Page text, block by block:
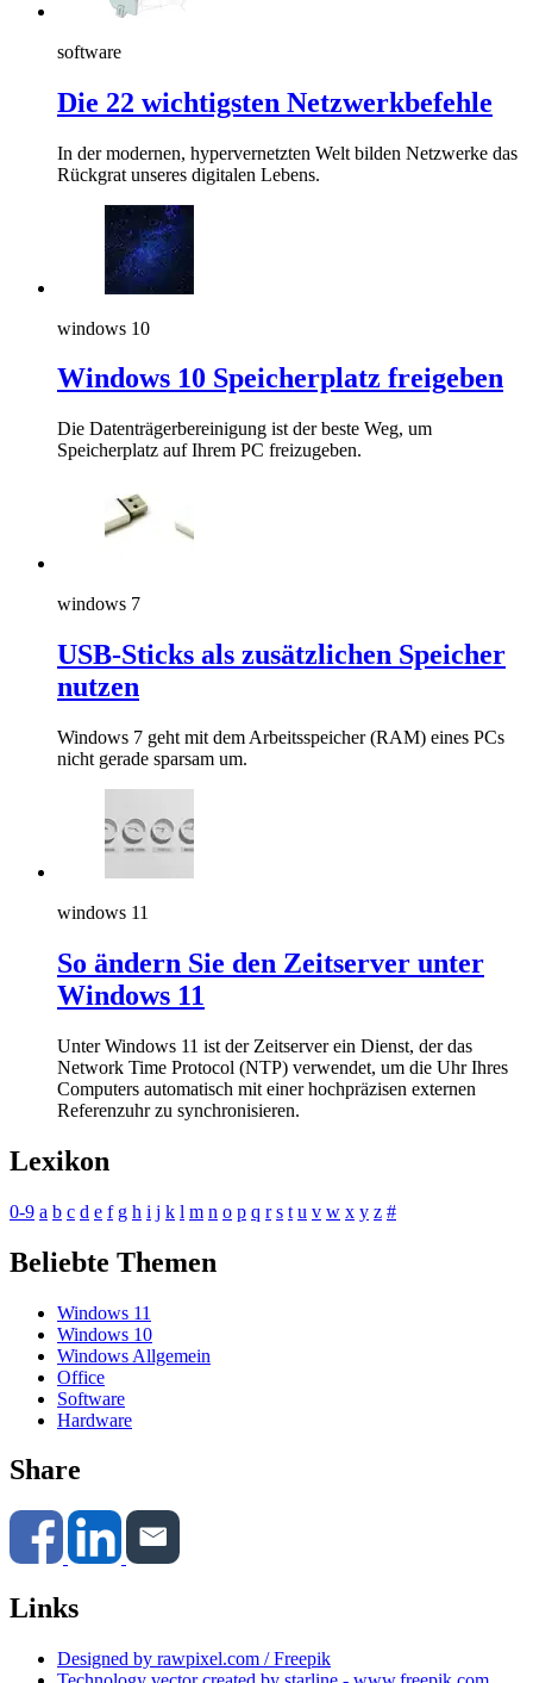
software
Die 22 wichtigsten Netzwerkbefehle
In der modernen, hypervernetzten Welt bilden Netzwerke das
Rückgrat unseres digitalen Lebens.
windows 10
Windows 10 Speicherplatz freigeben
Die Datenträgerbereinigung ist der beste Weg, um
Speicherplatz auf Ihrem PC freizugeben.
windows 7
USB-Sticks als zusätzlichen Speicher
nutzen
Windows 7 geht mit dem Arbeitsspeicher (RAM) eines PCs
nicht gerade sparsam um.
windows 11
So ändern Sie den Zeitserver unter
Windows 11
Unter Windows 11 ist der Zeitserver ein Dienst, der das
Network Time Protocol (NTP) verwendet, um die Uhr Ihres
Computers automatisch mit einer hochpräzisen externen
Referenzuhr zu synchronisieren.
Lexikon
0-9 a b c d e f g h i j k l m n o p q r s t u v w x y z #
Beliebte Themen
Windows 11
Windows 10
Windows Allgemein
Office
Software
Hardware
Share
Links
Designed by rawpixel.com / Freepik